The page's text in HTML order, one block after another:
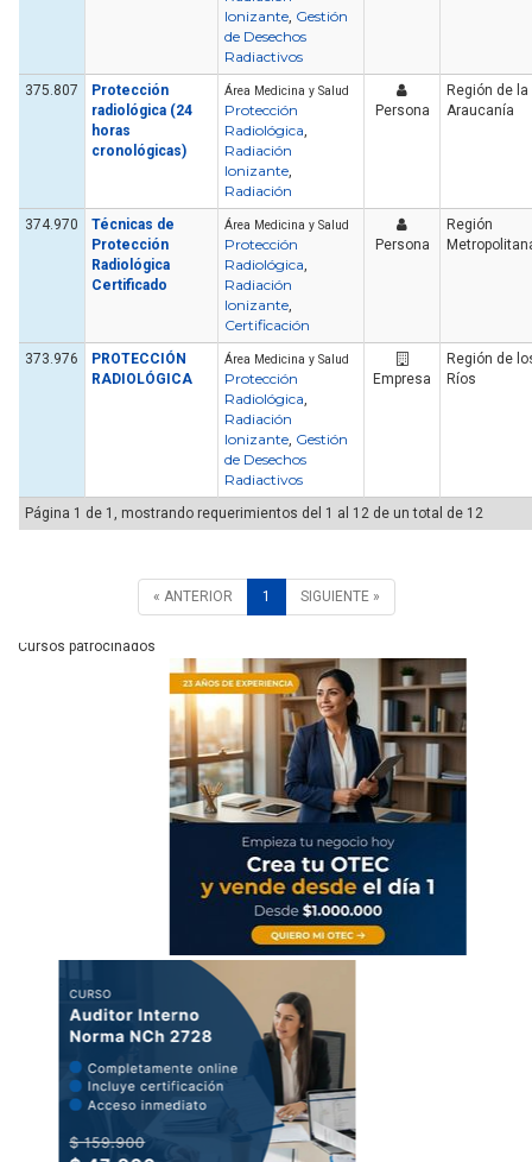
Ionizante, Gestión
de Desechos
Radiactivos
375.807
Protección
radiológica (24
horas
cronológicas)
Área Medicina y Salud
Protección
Radiológica,
Radiación
Ionizante,
Radiación
Persona
Región de la
Araucanía
374.970
Técnicas de
Protección
Radiológica
Certificado
Área Medicina y Salud
Protección
Radiológica,
Radiación
Ionizante,
Certificación
Persona
Región
373.976
PROTECCIÓN
RADIOLÓGICA
Área Medicina y Salud
Protección
Radiológica,
Radiación
Ionizante, Gestión
de Desechos
Radiactivos
Empresa
Región de
Ríos
Página 1 de 1, mostrando requerimientos del 1 al 12 de un total de 12
« ANTERIOR 1 SIGUIENTE »
Cursos patrocinados